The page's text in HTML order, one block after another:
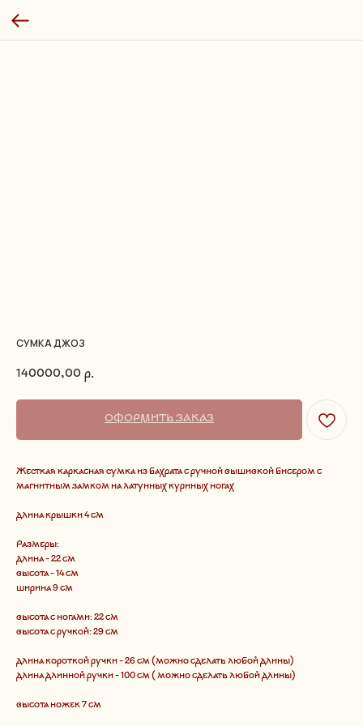
CУМКА ДЖОЗ
140000,00 р.
ОФОРМИТЬ ЗАКАЗ
Жесткая каркасная сумка из бахрата с ручной вышивкой бисером с
магнитным замком на латунных куриных ногах
длина крышки 4 см
Размеры:
длина - 22 см
высота - 14 см
ширина 9 см
высота с ногами: 22 см
высота с ручкой: 29 см
длина короткой ручки - 26 см (можно сделать любой длины)
длина длинной ручки - 100 см ( можно сделать любой длины)
высота ножек 7 см